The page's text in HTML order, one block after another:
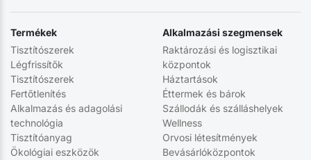
Termékek
Tisztítószerek
Légfrissítők
Tisztítószerek
Fertőtlenítés
Alkalmazás és adagolási
technológia
Tisztítóanyag
Ökológiai eszközök
Alkalmazási szegmensek
Raktározási és logisztikai
központok
Háztartások
Éttermek és bárok
Szállodák és szálláshelyek
Wellness
Orvosi létesítmények
Bevásárlóközpontok